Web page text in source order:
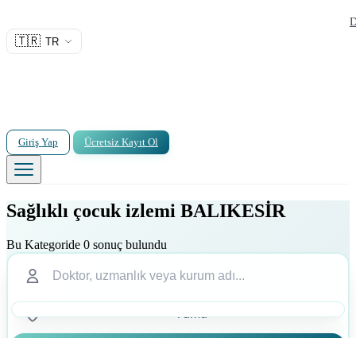
🇹🇷 TR
Giriş Yap Ücretsiz Kayıt Ol
Sağlıklı çocuk izlemi BALIKESİR
Bu Kategoride 0 sonuç bulundu